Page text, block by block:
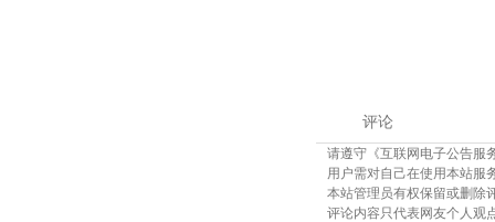
评论
请遵守《互联网电子公告服
用户需对自己在使用本站服
本站管理员有权保留或删除
评论内容只代表网友个人观